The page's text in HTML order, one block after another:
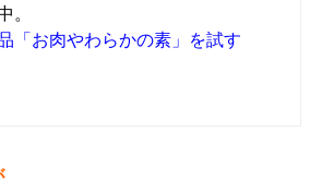
。
「お肉やわらかの素」を試す